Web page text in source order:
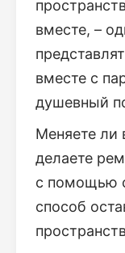
вместе, –
вместе с
душевный
Меняете ли
делаете
с помощью
способ